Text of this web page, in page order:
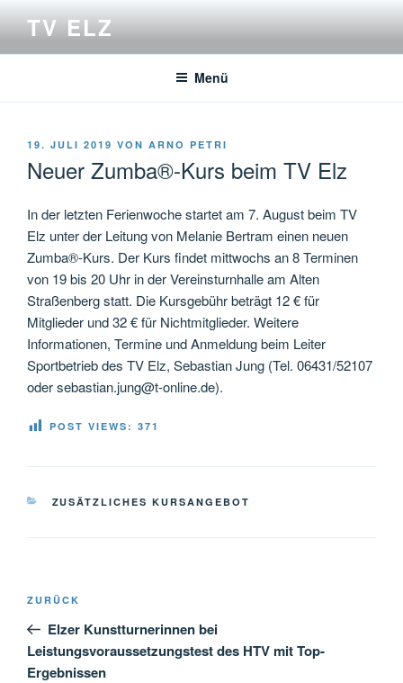
springen
TV ELZ
Menü
VERÖFFENTLICHT
19. JULI 2019 VON ARNO PETRI
Neuer Zumba®-Kurs beim TV Elz
In der letzten Ferienwoche startet am 7. August beim TV
Elz unter der Leitung von Melanie Bertram einen neuen
Zumba®-Kurs. Der Kurs findet mittwochs an 8 Terminen
von 19 bis 20 Uhr in der Vereinsturnhalle am Alten
Straßenberg statt. Die Kursgebühr beträgt 12 € für
Mitglieder und 32 € für Nichtmitglieder. Weitere
Informationen, Termine und Anmeldung beim Leiter
Sportbetrieb des TV Elz, Sebastian Jung (Tel. 06431/52107
oder sebastian.jung@t-online.de).
POST VIEWS: 371
KATEGORIEN
ZUSÄTZLICHES KURSANGEBOT
Beitragsnavigation
Vorheriger
Beitrag
ZURÜCK
Elzer Kunstturnerinnen bei
Leistungsvoraussetzungstest des HTV mit Top-
Ergebnissen